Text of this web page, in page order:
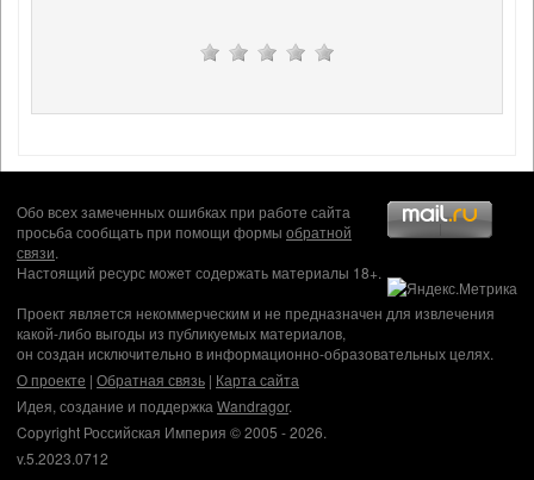
Обо всех замеченных ошибках при работе сайта
просьба сообщать при помощи формы обратной
связи.
Настоящий ресурс может содержать материалы 18+.
Проект является некоммерческим и не предназначен для извлечения
какой-либо выгоды из публикуемых материалов,
он создан исключительно в информационно-образовательных целях.
О проекте | Обратная связь | Карта сайта
Идея, создание и поддержка Wandragor.
Copyright Российская Империя © 2005 - 2026.
v.5.2023.0712